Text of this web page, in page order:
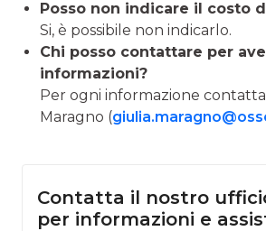
Posso non indicare il costo
Si, è possibile non indicarlo.
Chi posso contattare per
informazioni?
Per ogni informazione
Maragno (
Contatta il nostro
per informazioni e